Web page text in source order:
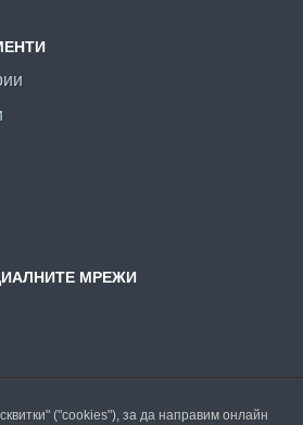
МРЕЖИ
("cookies"), за да направим онлайн